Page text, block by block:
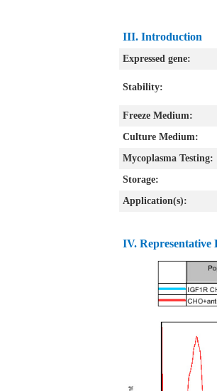
III. Introduction
Expressed gene:
Stability:
Freeze Medium:
Culture Medium:
Mycoplasma Testing:
Storage:
Application(s):
IV. Representative